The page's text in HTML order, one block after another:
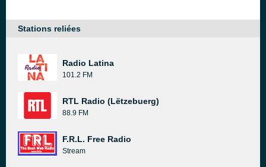
Stations reliées
Radio Latina
101.2 FM
RTL Radio (Lëtzebuerg)
88.9 FM
F.R.L. Free Radio
Stream